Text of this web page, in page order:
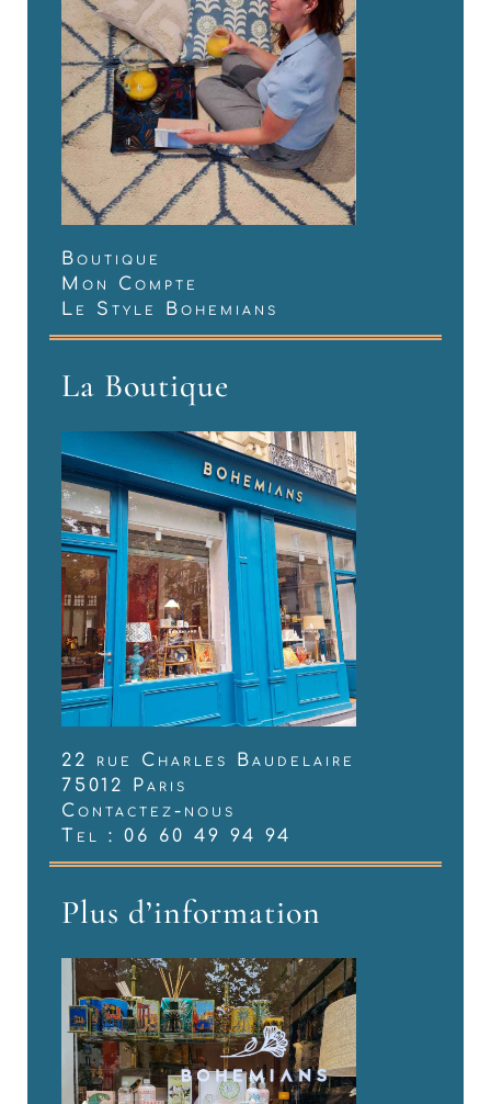
Boutique
Mon Compte
Le Style Bohemians
La Boutique
22 rue Charles Baudelaire
75012 Paris
Contactez-nous
Tel : 06 60 49 94 94
Plus d’information